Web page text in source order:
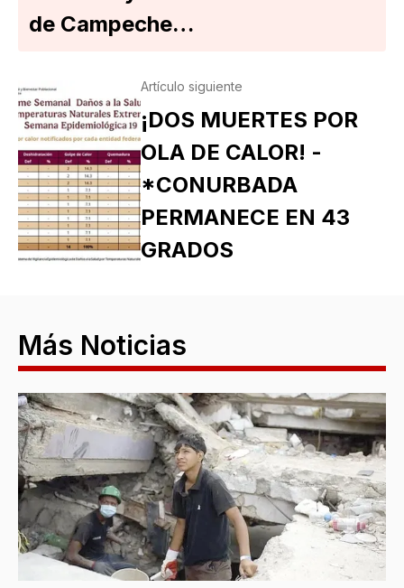
de Campeche…
Artículo siguiente
¡DOS MUERTES POR
OLA DE CALOR! -
*CONURBADA
PERMANECE EN 43
GRADOS
Más Noticias